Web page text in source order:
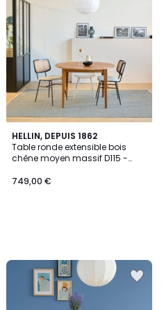
HELLIN, DEPUIS 1862
Table ronde extensible bois
chêne moyen massif D115 -
749,00 €